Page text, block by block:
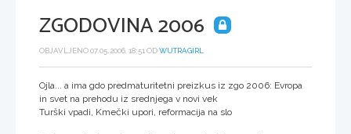
ZGODOVINA 2006
OBJAVLJENO 07.05.2006, 18:51 ODWUTRAGIRL
Ojla... a ima gdo predmaturitetni preizkus iz zgo 2006: Evropa
in svet na prehodu iz srednjega v novi vek
Turški vpadi, Kmečki upori, reformacija na slo